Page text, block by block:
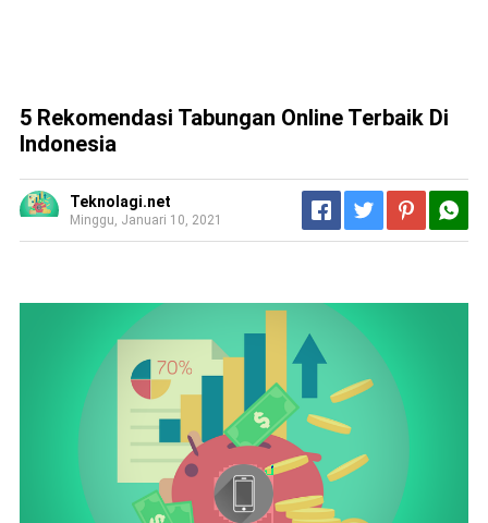
5 Rekomendasi Tabungan Online Terbaik Di
Indonesia
Teknolagi.net
Minggu, Januari 10, 2021